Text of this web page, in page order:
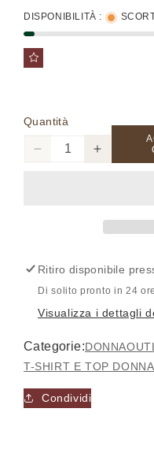
DISPONIBILITÀ :
Quantità
Diminuisci
15308033009
-
ONLY
Aumenta
-
ONLY
Ritiro disponibile
Di solito pronto in 24 ore
Visualizza i dettagli
Categorie:DONNA
T-SHIRT E TOP DONNA
Condividi